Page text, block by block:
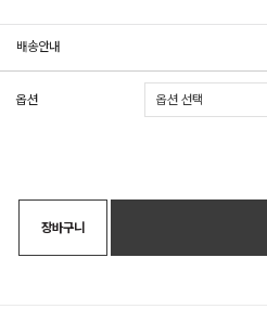
배송안내
옵션
장바구니